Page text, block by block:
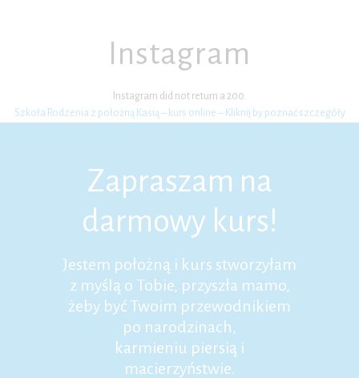
Instagram
Instagram did not return a 200.
Szkoła Rodzenia z położną Kasią – kurs online – Kliknij by poznać szczegóły
Zapraszam na
darmowy kurs!
Jestem położną i kurs stworzyłam
z myślą o Tobie, przyszła mamo,
żeby być Twoim przewodnikiem
po narodzinach,
karmieniu piersią i
macierzyństwie.